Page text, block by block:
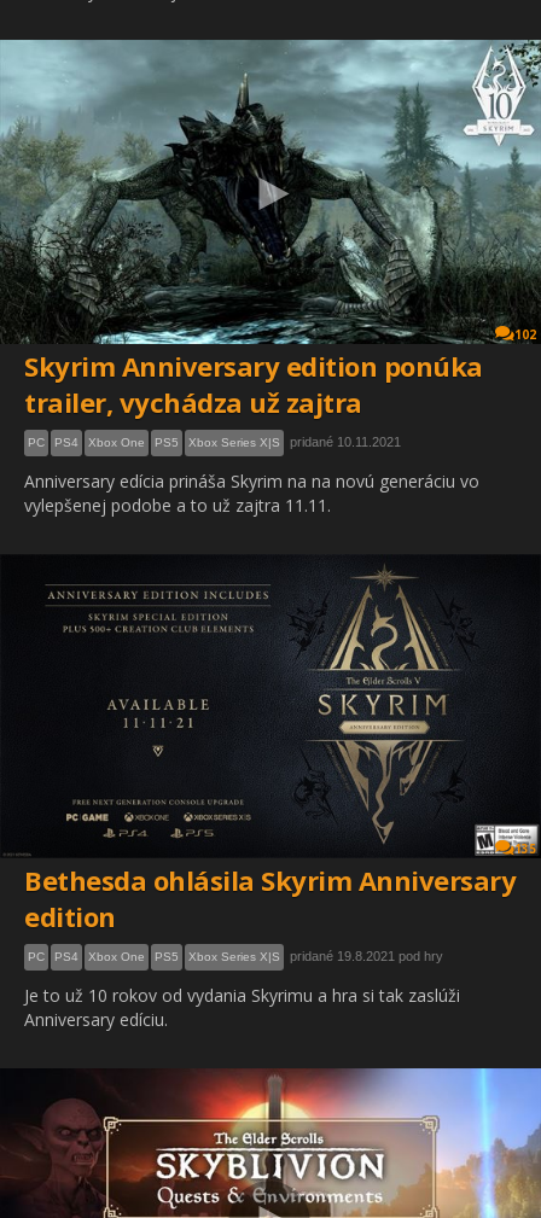
102
Skyrim Anniversary edition ponúka
trailer, vychádza už zajtra
PC PS4 Xbox One PS5 Xbox Series X|S pridané 10.11.2021
Anniversary edícia prináša Skyrim na na novú generáciu vo
vylepšenej podobe a to už zajtra 11.11.
135
Bethesda ohlásila Skyrim Anniversary
edition
PC PS4 Xbox One PS5 Xbox Series X|S pridané 19.8.2021 pod hry
Je to už 10 rokov od vydania Skyrimu a hra si tak zaslúži
Anniversary edíciu.